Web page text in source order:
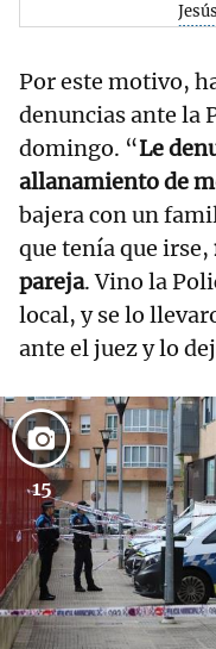
Por este motivo,
denuncias ante la
domingo. “Le
allanamiento de
bajera con un
que tenía que irse,
pareja. Vino la
local, y se lo
ante el juez y lo
15